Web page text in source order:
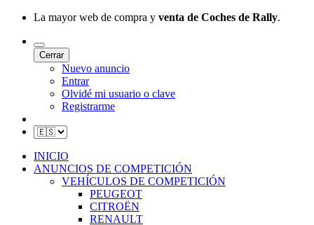
La mayor web de compra y venta de Coches de Rally.
Cerrar
Nuevo anuncio
Entrar
Olvidé mi usuario o clave
Registrarme
INICIO
ANUNCIOS DE COMPETICIÓN
VEHÍCULOS DE COMPETICIÓN
PEUGEOT
CITROËN
RENAULT